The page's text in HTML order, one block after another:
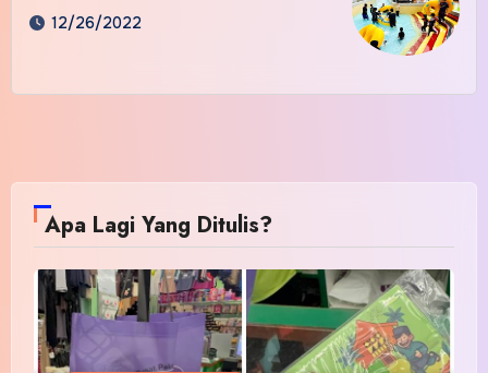
12/26/2022
Apa Lagi Yang Ditulis?